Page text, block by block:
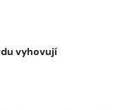
vyhovují